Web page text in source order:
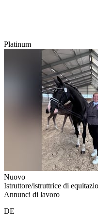
Platinum
Nuovo
Istruttore/istruttrice di
Annunci di lavoro
DE